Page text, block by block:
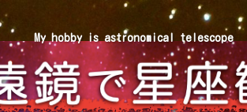
My hobby is astronomical telescope